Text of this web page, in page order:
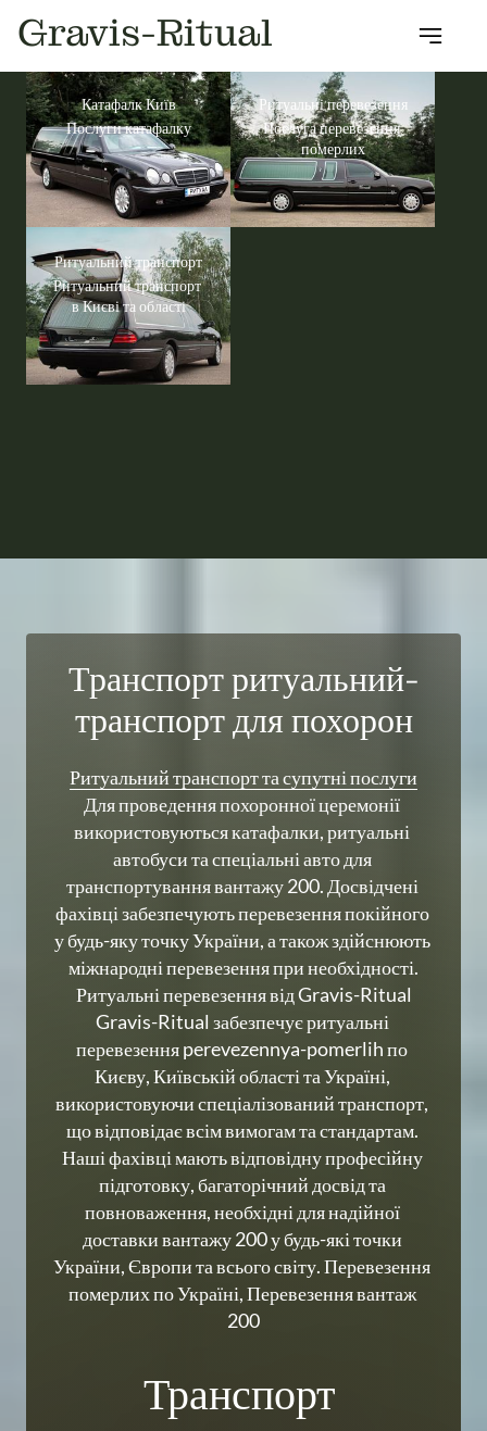
Gravis-Ritual
Катафалк Київ
Послуги катафалку
Ритуальні перевезення
Послуга перевезення
померлих
Ритуальний транспорт
Ритуальний транспорт
в Києві та області
Транспорт ритуальний-
транспорт для похорон
Ритуальний транспорт та супутні послуги
Для проведення похоронної церемонії
використовуються катафалки, ритуальні
автобуси та спеціальні авто для
транспортування вантажу 200. Досвідчені
фахівці забезпечують перевезення покійного
у будь-яку точку України, а також здійснюють
міжнародні перевезення при необхідності.
Ритуальні перевезення від Gravis-Ritual
Gravis-Ritual забезпечує ритуальні
перевезення perevezennya-pomerlih по
Києву, Київській області та Україні,
використовуючи спеціалізований транспорт,
що відповідає всім вимогам та стандартам.
Наші фахівці мають відповідну професійну
підготовку, багаторічний досвід та
повноваження, необхідні для надійної
доставки вантажу 200 у будь-які точки
України, Європи та всього світу. Перевезення
померлих по Україні, Перевезення вантаж
200
Транспорт